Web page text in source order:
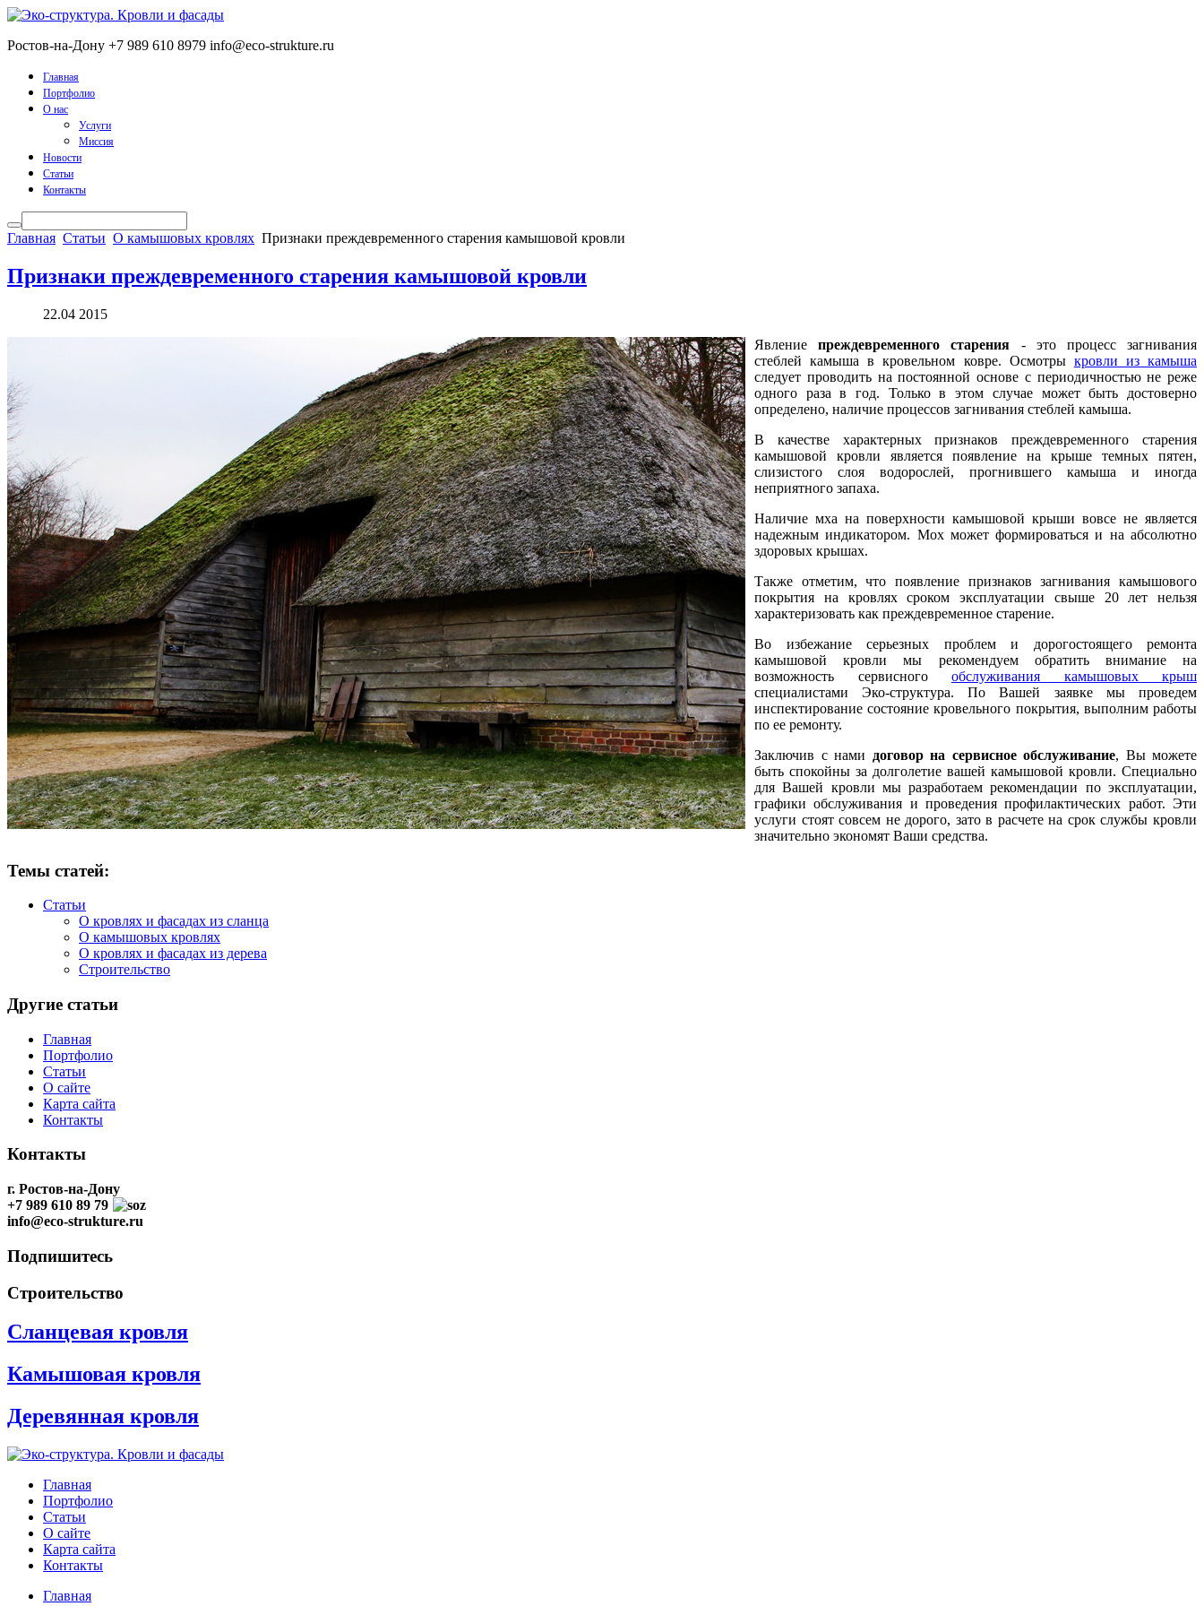
Ростов-на-Дону +7 989 610 8979 info@eco-strukture.ru
Главная
Портфолио
О нас
Услуги
Миссия
Новости
Статьи
Контакты
Главная Статьи О камышовых кровлях Признаки преждевременного старения камышовой кровли
Признаки преждевременного старения камышовой кровли
22.04 2015
Явлениепреждевременного старения - это процесс загнивания
стеблей камыша в кровельном ковре. Осмотры кровли из камыша
следует проводить на постоянной основе с периодичностью не реже
одного раза в год. Только в этом случае может быть достоверно
определено, наличие процессов загнивания стеблей камыша.
В качестве характерных признаков преждевременного старения
камышовой кровли является появление на крыше темных пятен,
слизистого слоя водорослей, прогнившего камыша и иногда
неприятного запаха.
Наличие мха на поверхности камышовой крыши вовсе не является
надежным индикатором. Мох может формироваться и на абсолютно
здоровых крышах.
Также отметим, что появление признаков загнивания камышового
покрытия на кровлях сроком эксплуатации свыше 20 лет нельзя
характеризовать как преждевременное старение.
Во избежание серьезных проблем и дорогостоящего ремонта
камышовой кровли мы рекомендуем обратить внимание на
возможность сервисного обслуживания камышовых крыш
специалистами Эко-структура. По Вашей заявке мы проведем
инспектирование состояние кровельного покрытия, выполним работы
по ее ремонту.
Заключив с нами договор на сервисное обслуживание, Вы можете
быть спокойны за долголетие вашей камышовой кровли. Специально
для Вашей кровли мы разработаем рекомендации по эксплуатации,
графики обслуживания и проведения профилактических работ. Эти
услуги стоят совсем не дорого, зато в расчете на срок службы кровли
значительно экономят Ваши средства.
Темы статей:
Статьи
О кровлях и фасадах из сланца
О камышовых кровлях
О кровлях и фасадах из дерева
Строительство
Другие статьи
Главная
Портфолио
Статьи
О сайте
Карта сайта
Контакты
Контакты
г. Ростов-на-Дону
+7 989 610 89 79
info@eco-strukture.ru
Подпишитесь
Строительство
Сланцевая кровля
Камышовая кровля
Деревянная кровля
Главная
Портфолио
Статьи
О сайте
Карта сайта
Контакты
Главная